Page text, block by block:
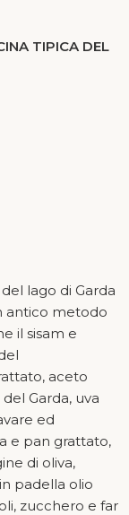
TIPICA DEL
lago di Garda
antico metodo
il sisam e
aceto
Garda, uva
ed
e pan grattato,
di oliva,
padella olio
zucchero e far